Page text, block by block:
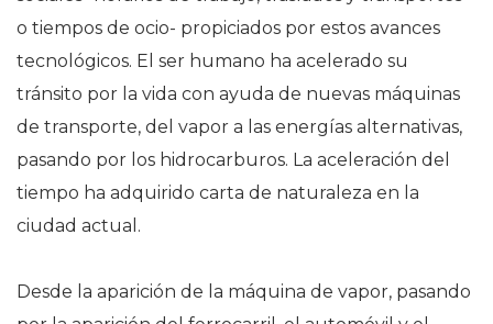
o tiempos de ocio- propiciados por estos avances
tecnológicos. El ser humano ha acelerado su
tránsito por la vida con ayuda de nuevas máquinas
de transporte, del vapor a las energías alternativas,
pasando por los hidrocarburos. La aceleración del
tiempo ha adquirido carta de naturaleza en la
ciudad actual.
Desde la aparición de la máquina de vapor, pasando